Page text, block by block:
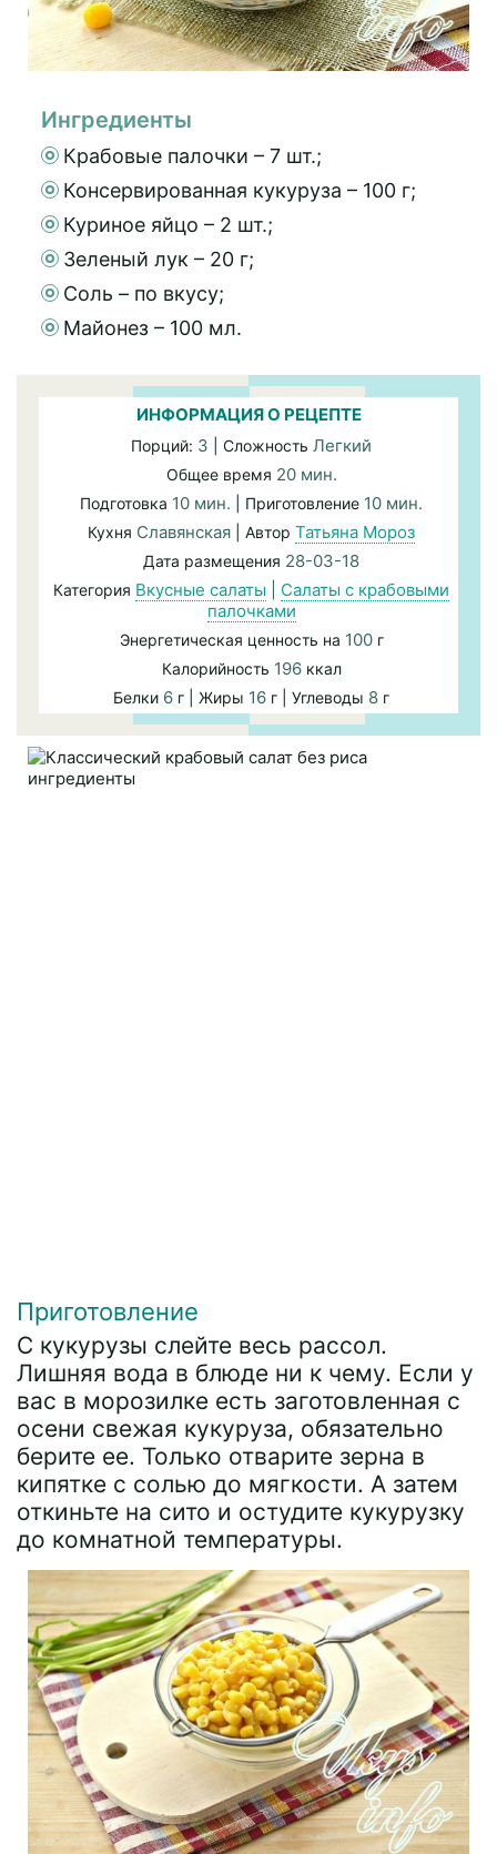
Ингредиенты
Крабовые палочки – 7 шт.;
Консервированная кукуруза – 100 г;
Куриное яйцо – 2 шт.;
Зеленый лук – 20 г;
Соль – по вкусу;
Майонез – 100 мл.
ИНФОРМАЦИЯ О РЕЦЕПТЕ
Порций: 3 | Сложность Легкий
Общее время 20 мин.
Подготовка 10 мин. | Приготовление 10 мин.
Кухня Славянская | Автор Татьяна Мороз
Дата размещения 28-03-18
Категория Вкусные салаты
Салаты с крабовыми
палочками
Энергетическая ценность на 100г
Калорийность 196ккал
Белки 6 г | Жиры 16 г | Углеводы 8 г
Приготовление
С кукурузы слейте весь рассол.
Лишняя вода в блюде ни к чему. Если у
вас в морозилке есть заготовленная с
осени свежая кукуруза, обязательно
берите ее. Только отварите зерна в
кипятке с солью до мягкости. А затем
откиньте на сито и остудите кукурузку
до комнатной температуры.